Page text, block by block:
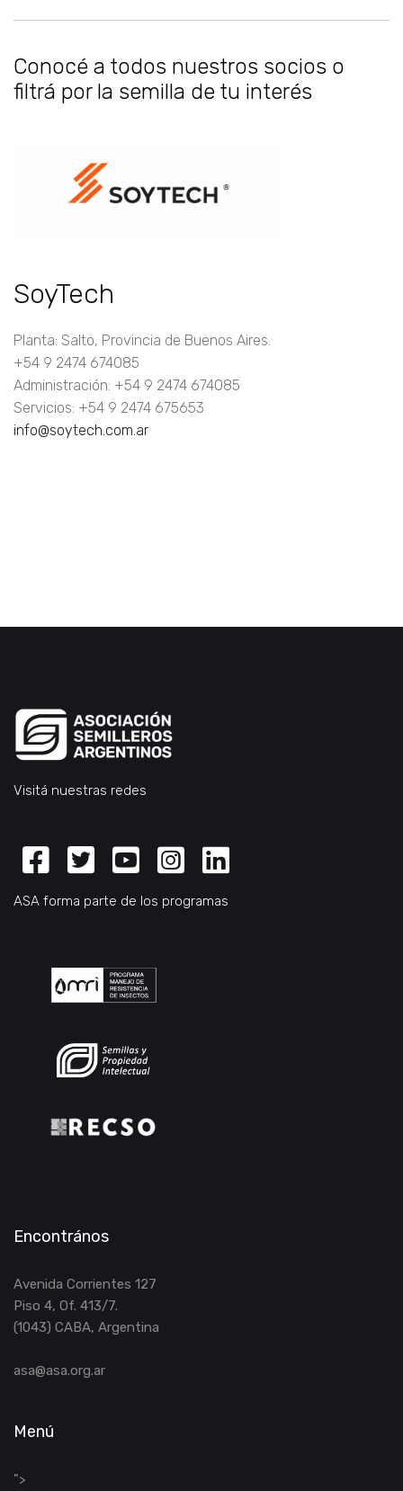
Conocé a todos nuestros socios o
filtrá por la semilla de tu interés
SoyTech
Planta: Salto, Provincia de Buenos Aires.
+54 9 2474 674085
Administración: +54 9 2474 674085
Servicios: +54 9 2474 675653
info@soytech.com.ar
Visitá nuestras redes
Facebook
TwitterYoutube
Instagram
Linkedin
ASA forma parte de los programas
Encontrános
Avenida Corrientes 127
Piso 4, Of. 413/7.
(1043) CABA, Argentina
asa@asa.org.ar
Menú
">